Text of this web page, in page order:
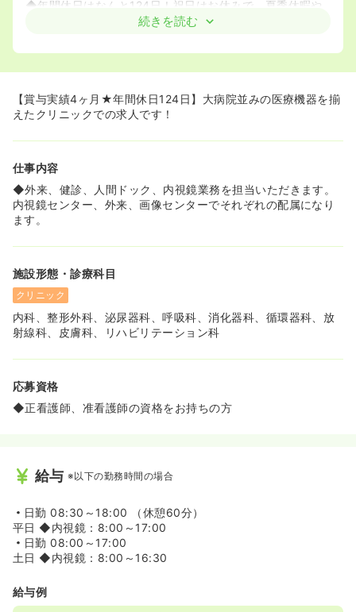
◆年間休日はなんと124日！祝日はお休みで、夏季休暇や
年末年始休暇もしっかりございます。メリハリをもって働
◆都営三田線｢西巣鴨｣駅から徒歩7分と通いやすく、他の
続きを読む
【賞与実績4ヶ月★年間休日124日】大病院並みの医療機器を揃
えたクリニックでの求人です！
仕事内容
◆外来、健診、人間ドック、内視鏡業務を担当いただきます。
内視鏡センター、外来、画像センターでそれぞれの配属になり
ます。
施設形態・診療科目
クリニック
内科、整形外科、泌尿器科、呼吸科、消化器科、循環器科、放
射線科、皮膚科、リハビリテーション科
応募資格
◆正看護師、准看護師の資格をお持ちの方
給与 ※以下の勤務時間の場合
日勤 08:30～18:00 （休憩60分）
平日 ◆内視鏡：8:00～17:00
日勤 08:00～17:00
土日 ◆内視鏡：8:00～16:30
給与例